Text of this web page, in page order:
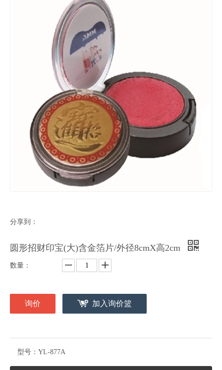
分享到：
圆形招财印宝(大)含金箔片/外径8cmX高2cm
数量：
询价 加入询价篮
型号： YL-877A